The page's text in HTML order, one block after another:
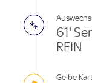
61'
REIN
Gelbe